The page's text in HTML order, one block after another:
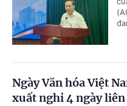
Ngày Văn hóa Việt
xuất nghỉ 4 ngày